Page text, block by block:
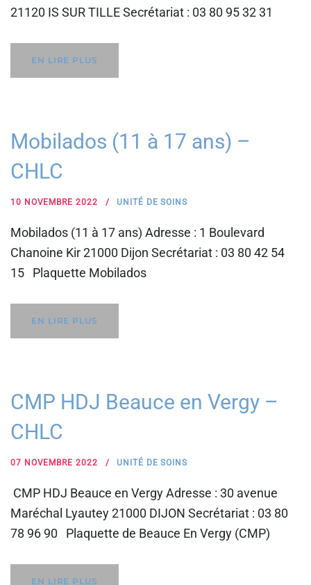
21120 IS SUR TILLE Secrétariat : 03 80 95 32 31
EN LIRE PLUS
Mobilados (11 à 17 ans) –
CHLC
10 NOVEMBRE 2022 UNITÉ DE SOINS
Mobilados (11 à 17 ans) Adresse : 1 Boulevard
Chanoine Kir 21000 Dijon Secrétariat : 03 80 42 54
15 Plaquette Mobilados
EN LIRE PLUS
CMP HDJ Beauce en Vergy –
CHLC
07 NOVEMBRE 2022 UNITÉ DE SOINS
CMP HDJ Beauce en Vergy Adresse : 30 avenue
Maréchal Lyautey 21000 DIJON Secrétariat : 03 80
78 96 90 Plaquette de Beauce En Vergy (CMP)
EN LIRE PLUS